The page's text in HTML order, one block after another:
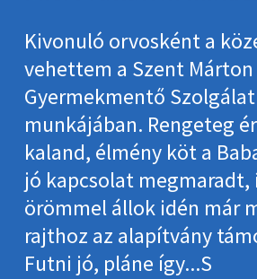
Kivonuló orvosként a
vehettem a Szent Márton
Gyermekmentő
munkájában. Rengeteg
kaland, élmény köt a
jó kapcsolat megmaradt,
örömmel állok idén már
rajthoz az alapítvány
Futni jó, pláne így...S